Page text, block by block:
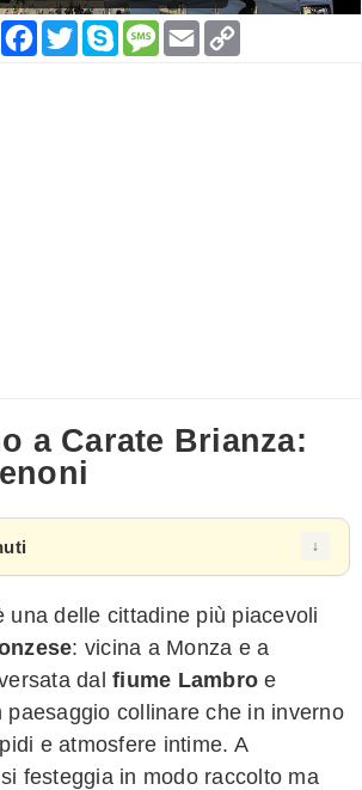
Messenger
Facebook
TwitterSkypeMessage
Email
a Carate Brianza:
una delle cittadine più piacevoli
: vicina a Monza e a
dal fiume Lambro e
paesaggio collinare che in inverno
e atmosfere intime. A
festeggia in modo raccolto ma